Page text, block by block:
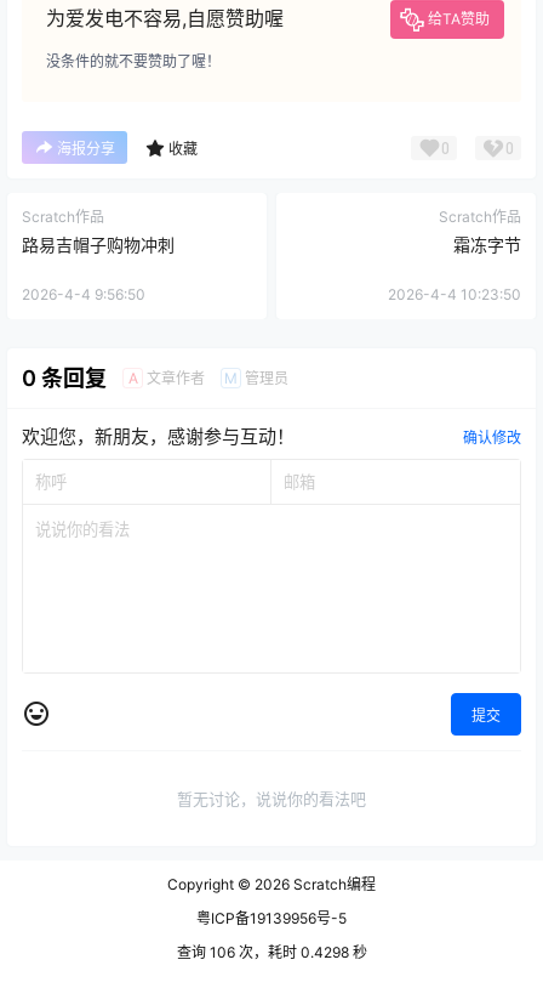
为爱发电不容易,自愿赞助喔 给TA赞助
没条件的就不要赞助了喔！
海报分享 收藏 0 0
Scratch作品
路易吉帽子购物冲刺
2026-4-4 9:56:50
Scratch作品
霜冻字节
2026-4-4 10:23:50
0 条回复 A 文章作者 M 管理员
欢迎您，新朋友，感谢参与互动！ 确认修改
提交
暂无讨论，说说你的看法吧
Copyright © 2026 Scratch编程
粤ICP备19139956号-5
查询 106 次，耗时 0.4298 秒